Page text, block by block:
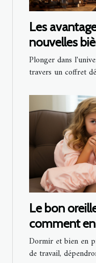
Les
nouvelles
coffret
Plonger dans
travers un coffret
Le bon
comment
Dormir et bien en
de travail,